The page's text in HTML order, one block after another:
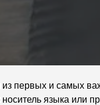
первых и самых
языка